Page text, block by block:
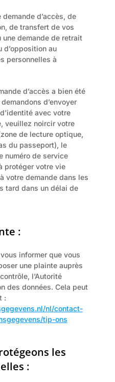
d’accès, de
de transfert de vos
demande de retrait
d’opposition au
d’accès a bien été
d’envoyer
avec votre
veuillez noircir votre
de lecture optique,
du passeport), le
numéro de service
protéger votre vie
votre demande dans les
tard dans un délai de
:
informer que vous
une plainte auprès
l’Autorité
des données. Cela peut
:
nl/contact-
tip-ons
les
: